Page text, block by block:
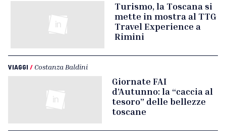
Turismo, la Toscana si
mette in mostra al TTG
Travel Experience a
Rimini
VIAGGI / Costanza Baldini
Giornate FAI
d’Autunno: la “caccia al
tesoro” delle bellezze
toscane